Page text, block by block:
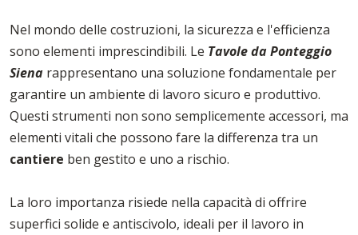
Nel mondo delle costruzioni, la sicurezza e l'efficienza
sono elementi imprescindibili. Le Tavole da Ponteggio
Siena rappresentano una soluzione fondamentale per
garantire un ambiente di lavoro sicuro e produttivo.
Questi strumenti non sono semplicemente accessori, ma
elementi vitali che possono fare la differenza tra un
cantiere ben gestito e uno a rischio.
La loro importanza risiede nella capacità di offrire
superfici solide e antiscivolo, ideali per il lavoro in